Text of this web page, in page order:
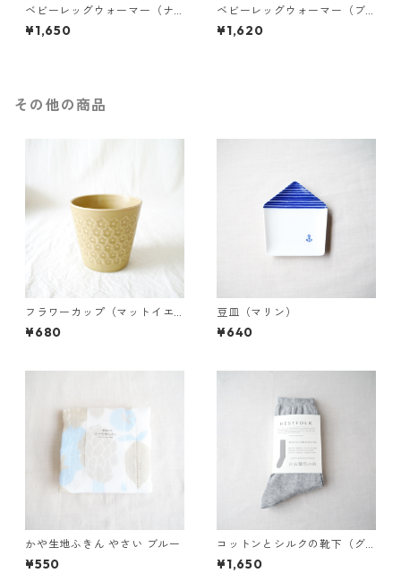
ベビーレッグウォーマー（ナ
チュラル）
¥1,650
ベビーレッグウォーマー（ブ
ラウン）
¥1,620
その他の商品
フラワーカップ（マットイエ
ロー）
¥680
豆皿（マリン）
¥640
かや生地ふきん やさい ブルー
¥550
コットンとシルクの靴下（グ
レー）
¥1,650